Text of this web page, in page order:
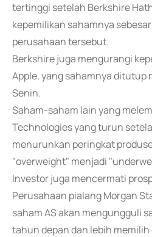
tertinggi setelah Berkshire
kepemilikan sahamnya
perusahaan tersebut.
Berkshire juga mengurangi
Apple, yang sahamnya ditutup
Senin.
Saham-saham lain yang
Technologies yang turun
menurunkan peringkat
"overweight" menjadi
Investor juga mencermati
Perusahaan pialang Morgan
saham AS akan mengungguli
tahun depan dan lebih